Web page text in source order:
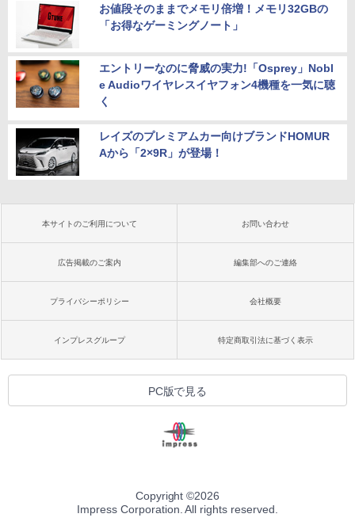
お値段そのままでメモリ倍増！メモリ32GBの
「お得なゲーミングノート」
エントリーなのに脅威の実力!「Osprey」Nobl
e Audioワイヤレスイヤフォン4機種を一気に聴
く
レイズのプレミアムカー向けブランドHOMUR
Aから「2×9R」が登場！
本サイトのご利用について お問い合わせ
広告掲載のご案内 編集部へのご連絡
プライバシーポリシー 会社概要
インプレスグループ 特定商取引法に基づく表示
PC版で見る
Copyright ©2026
Impress Corporation. All rights reserved.